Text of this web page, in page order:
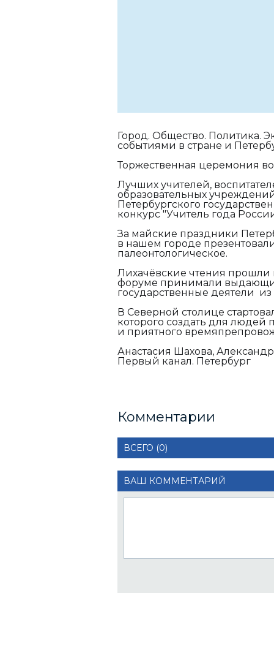
Город. Общество. Политика.
событиями в стране и
Торжественная церемония
Лучших учителей,
образовательных
Петербургского
конкурс "Учитель года
За майские праздники
в нашем городе
палеонтологическое.
Лихачёвские чтения прошли
форуме принимали
государственные деятели из
В Северной столице
которого создать для людей
и приятного
Анастасия Шахова,
Первый канал. Петербург
Комментарии
ВСЕГО (0)
ВАШ КОММЕНТАРИЙ